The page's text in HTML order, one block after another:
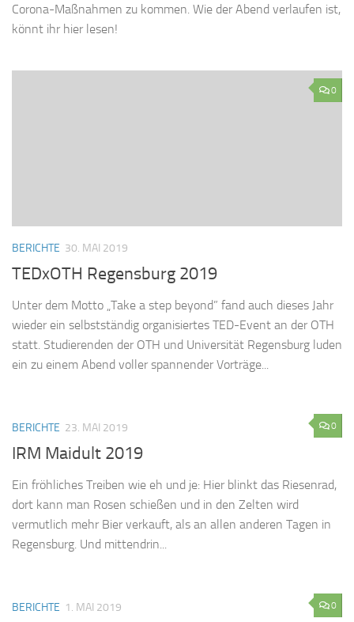
Corona-Maßnahmen zu kommen. Wie der Abend verlaufen ist,
könnt ihr hier lesen!
0
BERICHTE 30. MAI 2019
TEDxOTH Regensburg 2019
Unter dem Motto „Take a step beyond” fand auch dieses Jahr
wieder ein selbstständig organisiertes TED-Event an der OTH
statt. Studierenden der OTH und Universität Regensburg luden
ein zu einem Abend voller spannender Vorträge...
0
BERICHTE 23. MAI 2019
IRM Maidult 2019
Ein fröhliches Treiben wie eh und je: Hier blinkt das Riesenrad,
dort kann man Rosen schießen und in den Zelten wird
vermutlich mehr Bier verkauft, als an allen anderen Tagen in
Regensburg. Und mittendrin...
0
BERICHTE 1. MAI 2019